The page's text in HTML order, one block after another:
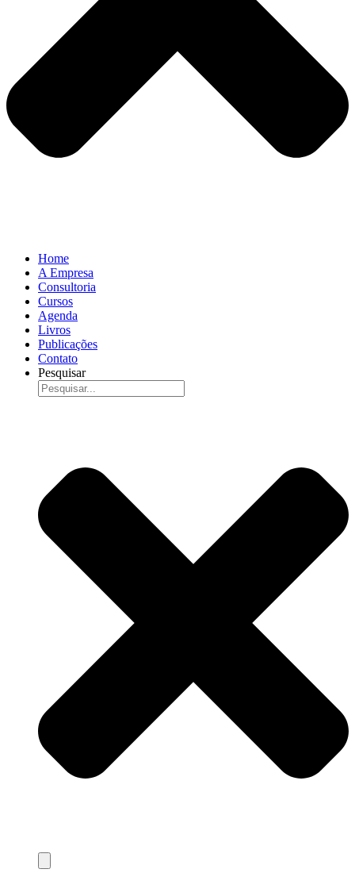
Home
A Empresa
Consultoria
Cursos
Agenda
Livros
Publicações
Contato
Pesquisar